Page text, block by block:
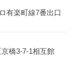
有楽町線7番出口
橋3-7-1相互館